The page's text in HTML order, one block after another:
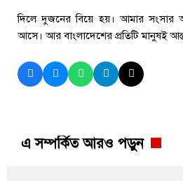
দিলে দুজনের বিয়ে হয়। আমার সংসার
আসে। আর বাংলাদেশের প্রতিটি মানুষই
এ সম্পর্কিত আরও পড়ুন